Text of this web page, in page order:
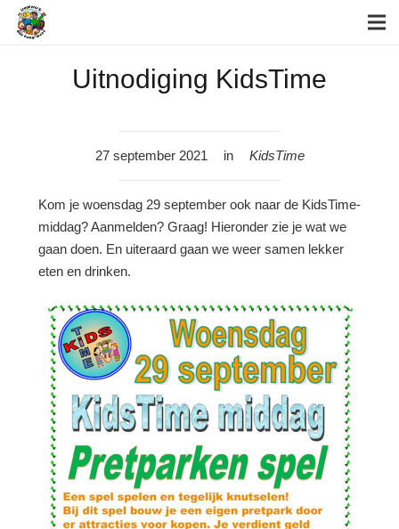
Uitnodiging KidsTime
27 september 2021 in KidsTime
Kom je woensdag 29 september ook naar de KidsTime-
middag? Aanmelden? Graag! Hieronder zie je wat we
gaan doen. En uiteraard gaan we weer samen lekker
eten en drinken.